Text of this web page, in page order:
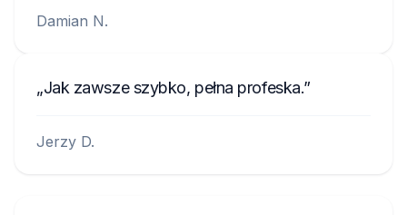
Damian N.
Jak zawsze szybko, pełna profeska.
Jerzy D.